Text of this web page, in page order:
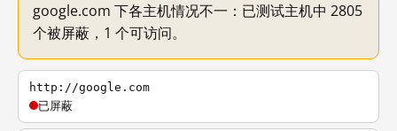
google.com 下各主机情况不一：已测试主机中 2805
个被屏蔽，1 个可访问。
http://google.com
已屏蔽